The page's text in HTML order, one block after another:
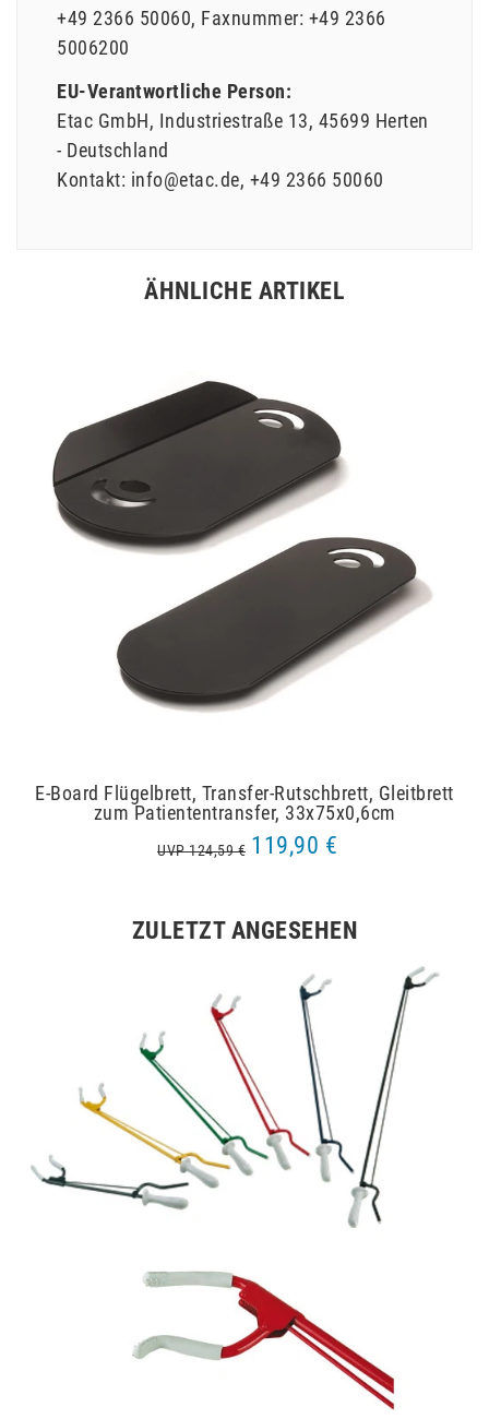
+49 2366 50060 Faxnummer: +49 2366
5006200
EU-Verantwortliche Person:
Etac GmbH Industriestraße 13 45699 Herten
Deutschland
Kontakt: info@etac.de +49 2366 50060
ÄHNLICHE ARTIKEL
E-Board Flügelbrett, Transfer-Rutschbrett, Gleitbrett
zum Patiententransfer, 33x75x0,6cm
UVP 124,59 € 119,90 €
ZULETZT ANGESEHEN